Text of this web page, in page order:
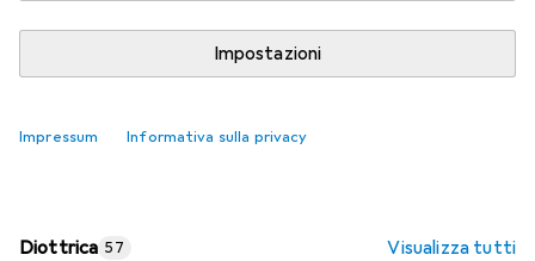
Impostazioni
Impressum Informativa sulla privacy
Aggiungi al carrello
Diottrica 57 Visualizza tutti